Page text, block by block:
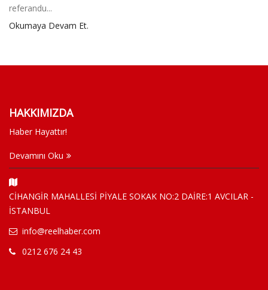
referandu...
Okumaya Devam Et.
HAKKIMIZDA
Haber Hayattır!
Devamını Oku
CİHANGİR MAHALLESİ PİYALE SOKAK NO:2 DAİRE:1 AVCILAR -
İSTANBUL
info@reelhaber.com
0212 676 24 43